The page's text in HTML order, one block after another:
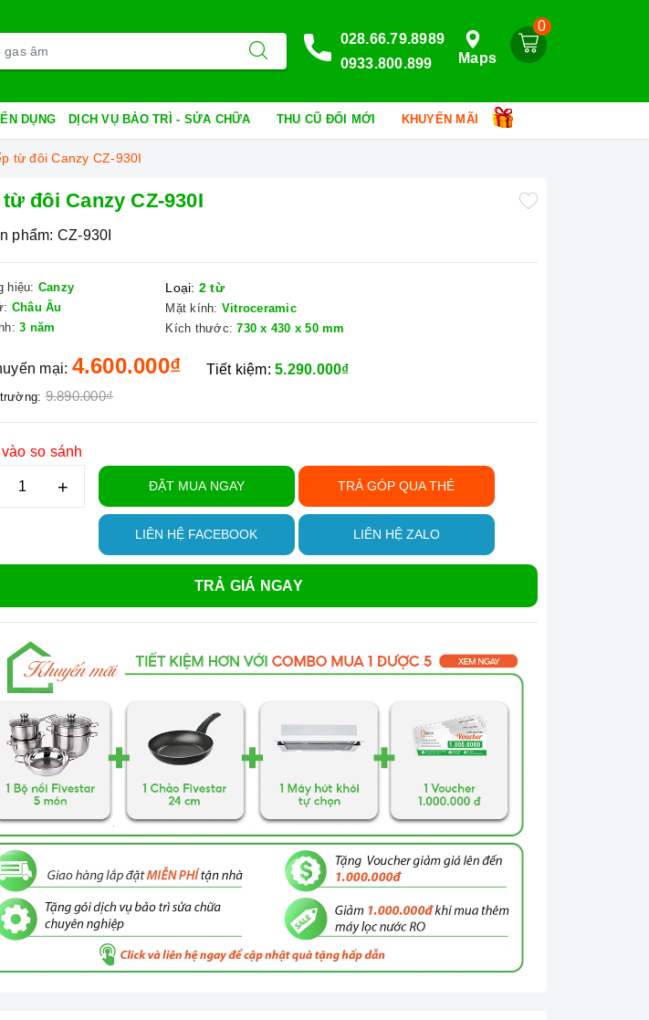
0
Maps
028.66.79.8989
0933.800.899
DỤNG DỊCH VỤ BẢO TRÌ - SỬA CHỮA THU CŨ ĐỔI MỚI KHUYẾN MÃI
từ đôi Canzy CZ-930I
đôi Canzy CZ-930I
phẩm: CZ-930I
hiệu: Canzy
Châu Âu
3 năm
Loại: 2 từ
Mặt kính: Vitroceramic
Kích thước: 730 x 430 x 50 mm
mại: 4.600.000₫
9.890.000₫
Tiết kiệm:5.290.000₫
so sánh
+ ĐẶT MUA NGAY TRẢ GÓP QUA THẺ
LIÊN HỆ FACEBOOK LIÊN HỆ ZALO
TRẢ GIÁ NGAY